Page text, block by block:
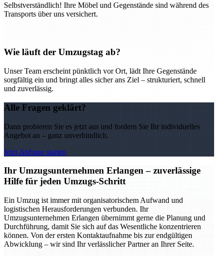
Selbstverständlich! Ihre Möbel und Gegenstände sind während des
Transports über uns versichert.
Wie läuft der Umzugstag ab?
Unser Team erscheint pünktlich vor Ort, lädt Ihre Gegenstände
sorgfältig ein und bringt alles sicher ans Ziel – strukturiert, schnell
und zuverlässig.
Alle Fragen geklärt?
Dann probieren Sie es jetzt aus und fordern Sie Ihr individuelles
Angebot an – ganz unverbindlich.
Jetzt Anfrage starten
Ihr Umzugsunternehmen Erlangen – zuverlässige
Hilfe für jeden Umzugs-Schritt
Ein Umzug ist immer mit organisatorischem Aufwand und
logistischen Herausforderungen verbunden. Ihr
Umzugsunternehmen Erlangen übernimmt gerne die Planung und
Durchführung, damit Sie sich auf das Wesentliche konzentrieren
können. Von der ersten Kontaktaufnahme bis zur endgültigen
Abwicklung – wir sind Ihr verlässlicher Partner an Ihrer Seite.